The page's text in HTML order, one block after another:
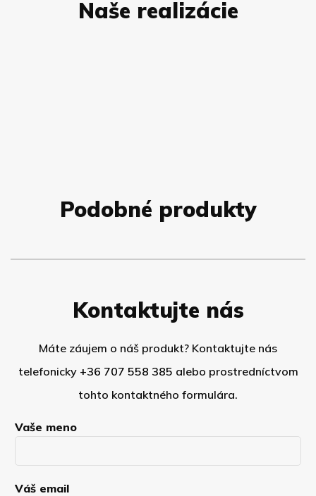
Naše realizácie
Podobné produkty
Kontaktujte nás
Máte záujem o náš produkt? Kontaktujte nás
telefonicky +36 707 558 385 alebo prostredníctvom
tohto kontaktného formulára.
Vaše meno
Váš email